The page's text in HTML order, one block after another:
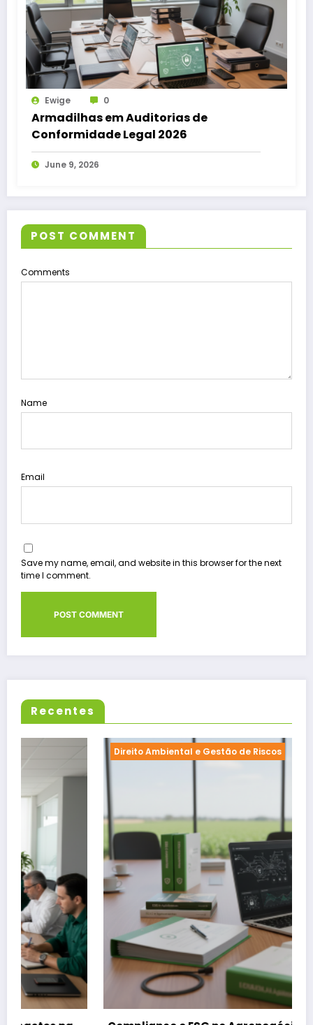
Ewige 0
Armadilhas em Auditorias de
Conformidade Legal 2026
June 9, 2026
POST COMMENT
Comments
Name
Email
Save my name, email, and website in this browser for the next
time I comment.
Recentes
Direito Ambiental e Gestão de Riscos